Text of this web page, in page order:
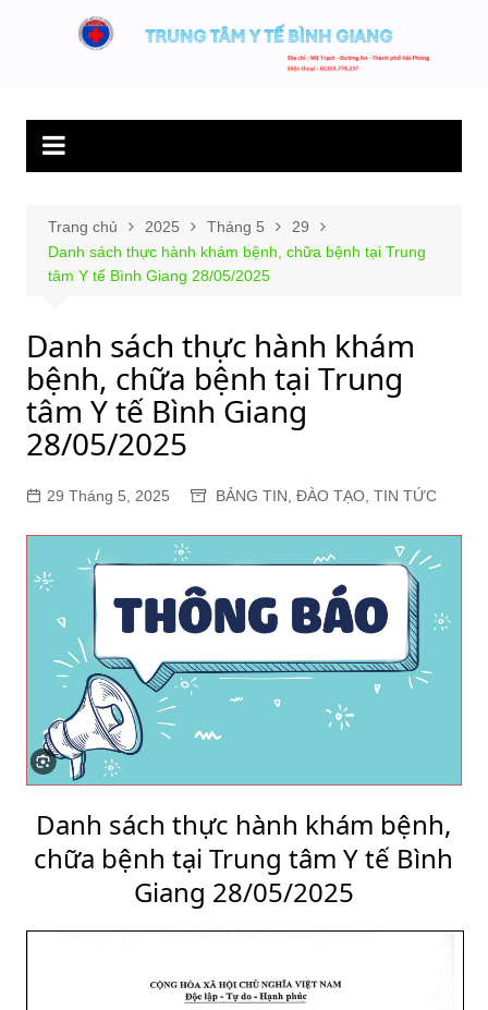
dung
Trung tâm y tế
Hết lòng phục vụ người bệnh và sức khỏe cộng đồng.
Trang chủ 2025 Tháng 5
29
Danh sách thực hành khám bệnh, chữa bệnh tại Trung
tâm Y tế Bình Giang 28/05/2025
Danh sách thực hành khám
bệnh, chữa bệnh tại Trung
tâm Y tế Bình Giang
28/05/2025
29 Tháng 5, 2025 BẢNG TIN ĐÀO TẠO, TIN TỨC
Danh sách thực hành khám bệnh,
chữa bệnh tại Trung tâm Y tế Bình
Giang 28/05/2025